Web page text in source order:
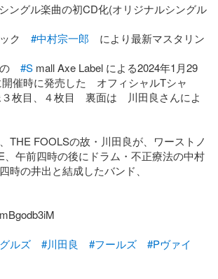
ングル楽曲の初CD化(オリジナルシングル
ク #中村宗一郎 により最新マスタリン
#S mall Axe Label による2024年1月29
催時に発売した　オフィシャルTシャ
枚目、４枚目　裏面は　川田良さんによ
THE FOOLSの故・川田良が、ワーストノ
、午前四時の後にドラム・不正療法の中村
時の井出と結成したバンド、
ルズ #川田良 #フールズ
#Pヴァイ